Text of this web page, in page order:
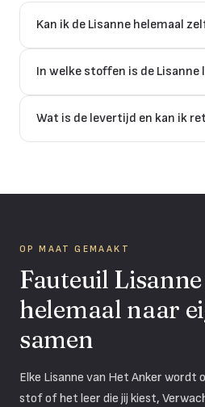
Kan ik de Lisanne helemaal
In welke stoffen is de Lisanne
Wat is de levertijd en kan ik
OP MAAT GEMAAKT
Fauteuil
helemaal naar
samen
Elke Lisanne van Het Anker wordt
stof of het leer die jij kiest,